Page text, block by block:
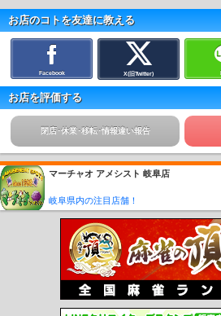
お店のコトを友達に教える
Facebook X(旧Twitter)
お店を評価する
閉店･休業･移転･情報違い報告
マーチャオ アメシスト 岐阜店
岐阜県内の注目店舗！